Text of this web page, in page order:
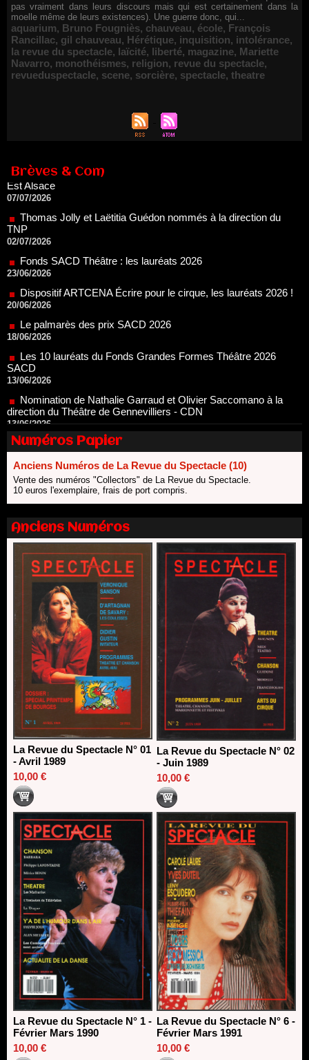
pas vraiment dans leurs discours mais qui est certainement dans la
moelle même de leurs existences). Une guerre donc, qui...
aquarium, Bruno Fougniès, chauveau, école, François
Rancillac, gil chauveau, Hérétique, inquisition, intolérance,
la revue du spectacle, laïcité, liberté, magazine, Mariette
Navarro, monothéismes, religion, revue du spectacle,
revueduspectacle, scene, sorcière, spectacle, theatre
Brèves & Com
Renouvellement de Rachid Ouramdane à la tête de Chaillot-
Théâtre national de la danse
05/08/2026
Nomination de Servane Ducorps et Mikaël Serre à la direction
07/07/2026
Thomas Jolly et Laëtitia Guédon nommés à la direction du
TNP
02/07/2026
Fonds SACD Théâtre : les lauréats 2026
23/06/2026
Dispositif ARTCENA Écrire pour le cirque, les lauréats 2026 !
20/06/2026
Le palmarès des prix SACD 2026
18/06/2026
Les 10 lauréats du Fonds Grandes Formes Théâtre 2026
SACD
13/06/2026
Nomination de Nathalie Garraud et Olivier Saccomano à la
direction du Théâtre de Gennevilliers - CDN
13/06/2026
Dispositif SACD Auteurs d'espaces : les lauréats 2026
18/03/2026
Numéros Papier
Anciens Numéros de La Revue du Spectacle (10)
Vente des numéros "Collectors" de La Revue du Spectacle.
10 euros l'exemplaire, frais de port compris.
Anciens Numéros
La Revue du Spectacle N° 01
- Avril 1989
10,00 €
La Revue du Spectacle N° 02
- Juin 1989
10,00 €
La Revue du Spectacle N° 1 -
Février Mars 1990
10,00 €
La Revue du Spectacle N° 6 -
Février Mars 1991
10,00 €